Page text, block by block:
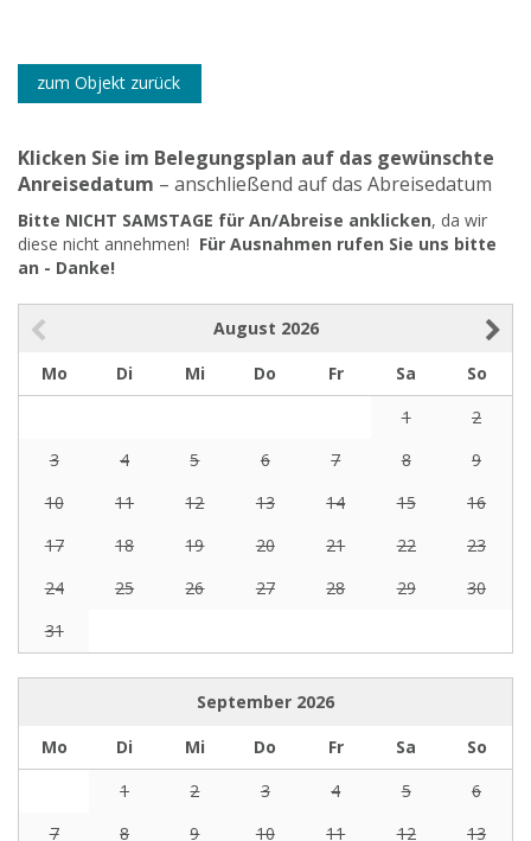
zum Objekt zurück
Klicken Sie im Belegungsplan auf das gewünschte
Anreisedatum – anschließend auf das Abreisedatum
Bitte NICHT SAMSTAGE für An/Abreise anklicken, da wir
diese nicht annehmen! Für Ausnahmen rufen Sie uns bitte
an - Danke!
August 2026
Mo
Di Mi Do Fr Sa
So
1
2
3
4 5 6 7 8
9
10
11 12 13 14 15
16
17
18 19 20 21 22
23
24
25 26 27 28 29
30
31
September 2026
Mo
Di Mi Do Fr Sa
So
1
2 3 4 5
6
7
8 9 10 11 12
13